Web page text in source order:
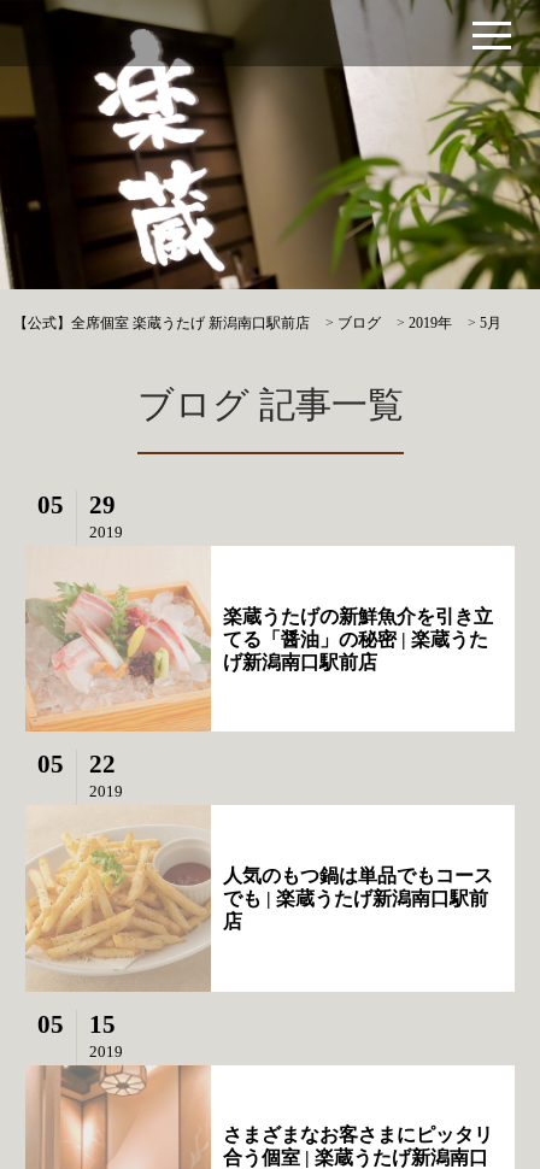
【公式】全席個室 楽蔵うたげ 新潟南口駅前店 > ブログ >2019年 >5月
ブログ 記事一覧
05 29
2019
楽蔵うたげの新鮮魚介を引き立
てる「醤油」の秘密 | 楽蔵うた
げ新潟南口駅前店
05 22
2019
人気のもつ鍋は単品でもコース
でも | 楽蔵うたげ新潟南口駅前
店
05 15
2019
さまざまなお客さまにピッタリ
合う個室 | 楽蔵うたげ新潟南口